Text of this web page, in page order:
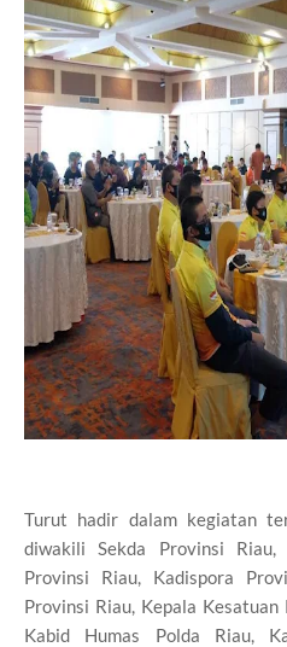
Turut hadir dalam kegiatan
diwakili Sekda Provinsi
Provinsi Riau, Kadispora
Provinsi Riau, Kepala Kesatuan
Kabid Humas Polda Riau,